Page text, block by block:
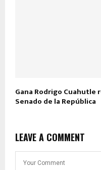
Gana Rodrigo Cuahutle
Senado de la República
LEAVE A COMMENT